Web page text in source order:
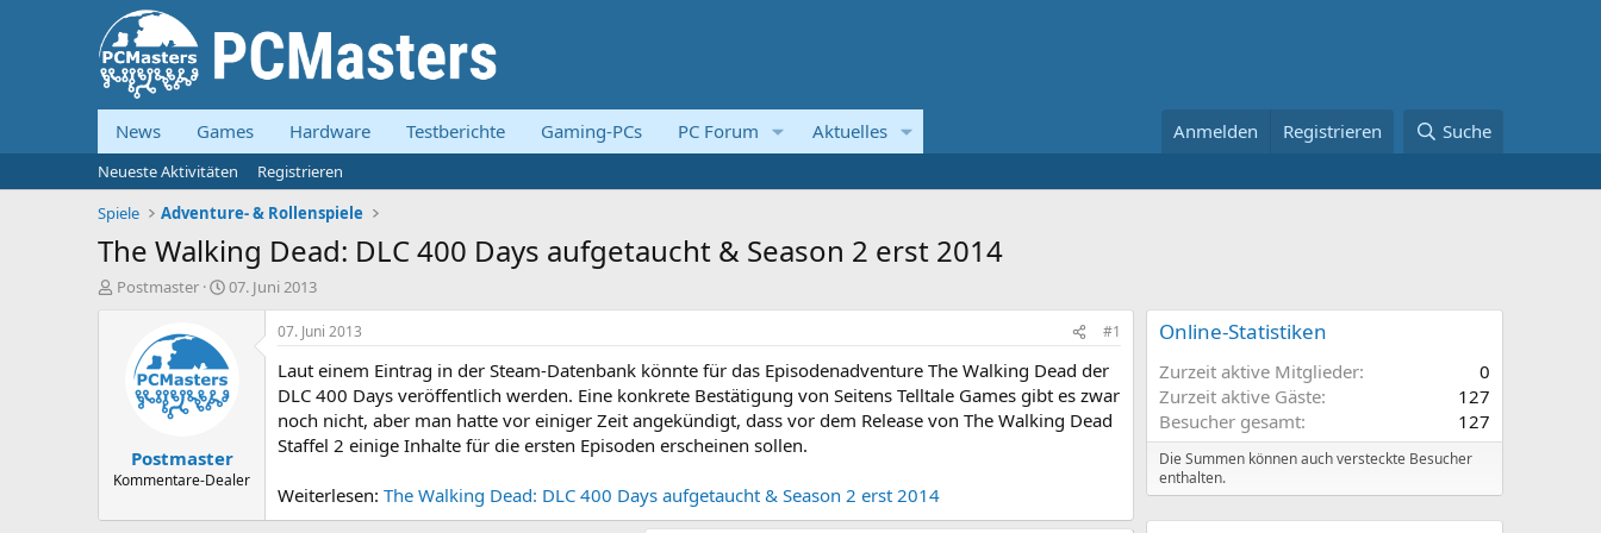
News Games Hardware Testberichte Gaming-PCs PC Forum Aktuelles Anmelden Registrieren Suche
Neueste Aktivitäten
Registrieren
Spiele
Adventure- & Rollenspiele
The Walking Dead: DLC 400 Days aufgetaucht & Season 2 erst 2014
E
Postmaster
E
e
l
a
m
07. Juni 2013
Postmaster
Kommentare-Dealer
07. Juni 2013 #1
Laut einem Eintrag in der Steam-Datenbank könnte für das Episodenadventure The Walking Dead der
DLC 400 Days veröffentlich werden. Eine konkrete Bestätigung von Seitens Telltale Games gibt es zwar
noch nicht, aber man hatte vor einiger Zeit angekündigt, dass vor dem Release von The Walking Dead
Staffel 2 einige Inhalte für die ersten Episoden erscheinen sollen.
Weiterlesen: The Walking Dead: DLC 400 Days aufgetaucht & Season 2 erst 2014
Online-Statistiken
Zurzeit aktive Mitglieder
0
Zurzeit aktive Gäste
127
Besucher gesamt
127
Die Summen können auch versteckte Besucher
enthalten.